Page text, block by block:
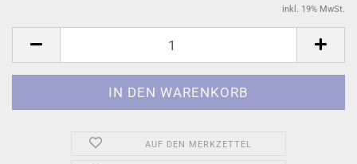
inkl. 19% MwSt.
AUF DEN MERKZETTEL